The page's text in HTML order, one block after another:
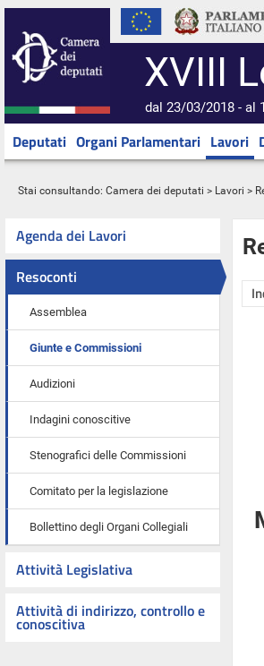
XVIII
dal 23/03/2018 - al
Deputati Organi Parlamentari Lavori
Stai consultando: Camera dei deputati > Lavori >
Agenda dei Lavori
Resoconti
Assemblea
Giunte e Commissioni
Audizioni
Indagini conoscitive
Stenografici delle Commissioni
Comitato per la legislazione
Bollettino degli Organi Collegiali
Attività Legislativa
Attività di indirizzo, controllo e
conoscitiva